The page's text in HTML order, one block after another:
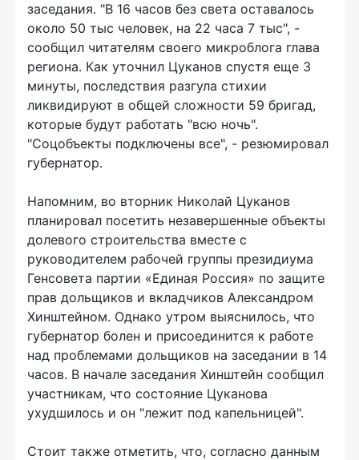
заседания. "В 16 часов без света оставалось
около 50 тыс человек, на 22 часа 7 тыс", -
сообщил читателям своего микроблога глава
региона. Как уточнил Цуканов спустя еще 3
минуты, последствия разгула стихии
ликвидируют в общей сложности 59 бригад,
которые будут работать "всю ночь".
"Соцобъекты подключены все", - резюмировал
губернатор.
Напомним, во вторник Николай Цуканов
планировал посетить незавершенные объекты
долевого строительства вместе с
руководителем рабочей группы президиума
Генсовета партии «Единая Россия» по защите
прав дольщиков и вкладчиков Александром
Хинштейном. Однако утром выяснилось, что
губернатор болен и присоединится к работе
над проблемами дольщиков на заседании в 14
часов. В начале заседания Хинштейн сообщил
участникам, что состояние Цуканова
ухудшилось и он "лежит под капельницей".
Стоит также отметить, что, согласно данным